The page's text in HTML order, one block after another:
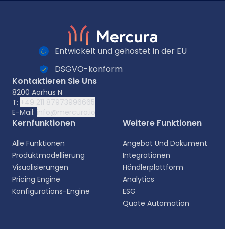
Entwickelt und gehostet in der EU
DSGVO-konform
Kontaktieren Sie Uns
8200 Aarhus N
T: +49 211 87973996665
E-Mail: info@mercura.io
Kernfunktionen
Alle Funktionen
Produktmodellierung
Visualisierungen
Pricing Engine
Konfigurations-Engine
Weitere Funktionen
Angebot Und Dokument
Integrationen
Händlerplattform
Analytics
ESG
Quote Automation